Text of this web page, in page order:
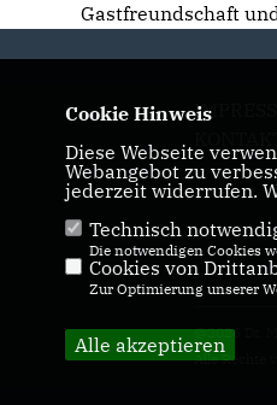
Gastfreundschaft
@2026 Dr.
Alle Rechte
Cookie Hinweis
Diese Webseite
Webangebot zu
jederzeit widerrufen.
Technisch
Die notwendigen Cookies
Cookies von
Zur Optimierung unserer
Alle akzeptieren